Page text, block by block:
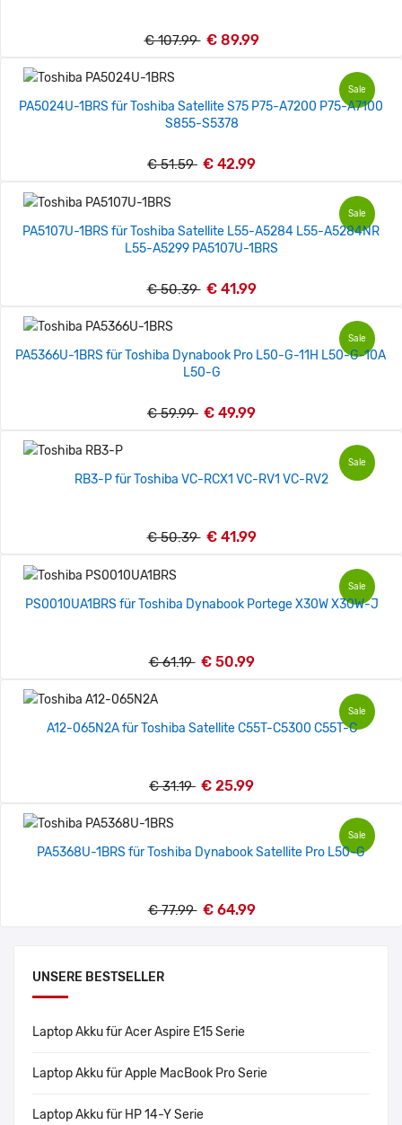
UNSERE BESTSELLER
Laptop Akku für Acer Aspire E15 Serie
Laptop Akku für Apple MacBook Pro Serie
Laptop Akku für HP 14-Y Serie
€ 107.99 € 89.99
Sale
PA5024U-1BRS für Toshiba Satellite S75 P75-A7200 P75-A7100
S855-S5378
€ 51.59 € 42.99
Sale
PA5107U-1BRS für Toshiba Satellite L55-A5284 L55-A5284NR
L55-A5299 PA5107U-1BRS
€ 50.39 € 41.99
Sale
PA5366U-1BRS für Toshiba Dynabook Pro L50-G-11H L50-G-10A
L50-G
€ 59.99 € 49.99
Sale
RB3-P für Toshiba VC-RCX1 VC-RV1 VC-RV2
€ 50.39 € 41.99
Sale
PS0010UA1BRS für Toshiba Dynabook Portege X30W X30W-J
€ 61.19 € 50.99
Sale
A12-065N2A für Toshiba Satellite C55T-C5300 C55T-C
€ 31.19 € 25.99
Sale
PA5368U-1BRS für Toshiba Dynabook Satellite Pro L50-G
€ 77.99 € 64.99